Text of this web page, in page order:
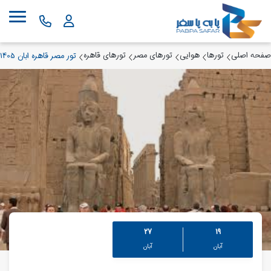
صفحه اصلی تورها هوایی تورهای مصر تورهای قاهره تور مصر قاهره ابان 1405
19
آبان
27
آبان